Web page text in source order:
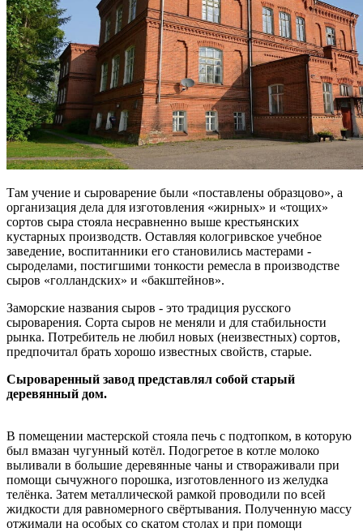
Там учение и сыроварение были «поставлены образцово», а
организация дела для изготовления «жирных» и «тощих»
сортов сыра стояла несравненно выше крестьянских
кустарных производств. Оставляя кологривское учебное
заведение, воспитанники его становились мастерами -
сыроделами, постигшими тонкости ремесла в производстве
сыров «голландских» и «бакштейнов».
Заморские названия сыров - это традиция русского
сыроварения. Сорта сыров не меняли и для стабильности
рынка. Потребитель не любил новых (неизвестных) сортов,
предпочитал брать хорошо известных свойств, старые.
Сыроваренный завод представлял собой старый
деревянный дом.
В помещении мастерской стояла печь с подтопком, в которую
был вмазан чугунный котёл. Подогретое в котле молоко
выливали в большие деревянные чаны и створаживали при
помощи сычужного порошка, изготовленного из желудка
телёнка. Затем металлической рамкой проводили по всей
жидкости для равномерного свёртывания. Полученную массу
отжимали на особых со скатом столах и при помощи